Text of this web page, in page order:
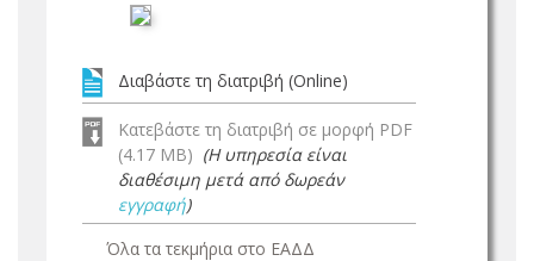
Διαβάστε τη διατριβή (Online)
Κατεβάστε τη διατριβή σε μορφή PDF
(4.17 MB) (Η υπηρεσία είναι
διαθέσιμη μετά από δωρεάν
εγγραφή)
Όλα τα τεκμήρια στο ΕΑΔΔ